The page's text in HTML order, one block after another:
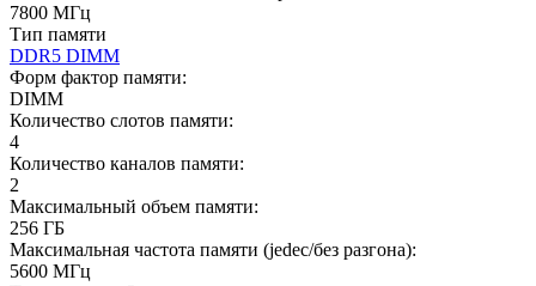
7800 МГц
Тип памяти
DDR5 DIMM
Форм фактор памяти:
DIMM
Количество слотов памяти:
4
Количество каналов памяти:
2
Максимальный объем памяти:
256 ГБ
Максимальная частота памяти (jedec/без разгона):
5600 МГц